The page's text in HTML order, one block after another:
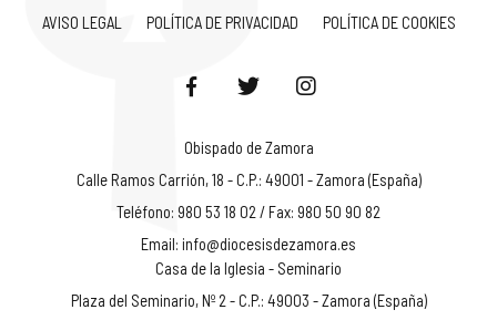
AVISO LEGAL POLÍTICA DE PRIVACIDAD POLÍTICA DE COOKIES
Obispado de Zamora
Calle Ramos Carrión, 18 - C.P.: 49001 - Zamora (España)
Teléfono: 980 53 18 02 / Fax: 980 50 90 82
Email: info@diocesisdezamora.es
Casa de la Iglesia - Seminario
Plaza del Seminario, Nº 2 - C.P.: 49003 - Zamora (España)